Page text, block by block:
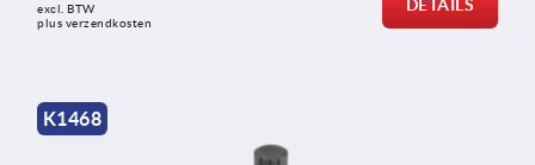
excl. BTW
plus verzendkosten
DETAILS
K1468